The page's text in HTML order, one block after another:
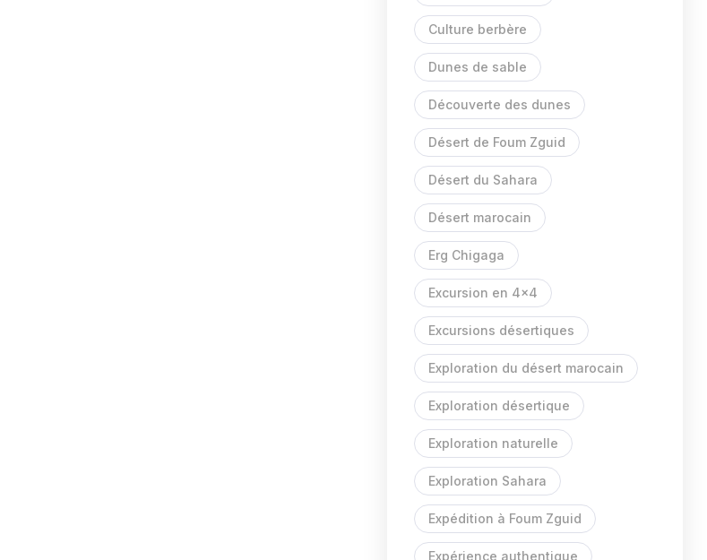
Culture berbère
Dunes de sable
Découverte des dunes
Désert de Foum Zguid
Désert du Sahara
Désert marocain
Erg Chigaga
Excursion en 4x4
Excursions désertiques
Exploration du désert marocain
Exploration désertique
Exploration naturelle
Exploration Sahara
Expédition à Foum Zguid
Expérience authentique